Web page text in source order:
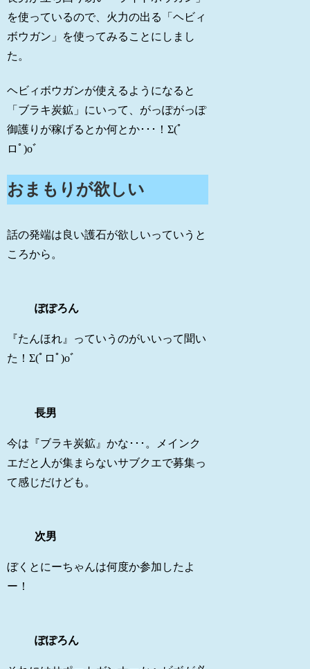
を使っているので、火力の出る「ヘビィ
ボウガン」を使ってみることにしまし
た。
ヘビィボウガンが使えるようになると
「ブラキ炭鉱」にいって、がっぽがっぽ
御護りが稼げるとか何とか･･･！Σ(ﾟ
ロﾟ)oﾞ
おまもりが欲しい
話の発端は良い護石が欲しいっていうと
ころから。
ぽぽろん
『たんほれ』っていうのがいいって聞い
た！Σ(ﾟロﾟ)oﾞ
長男
今は『ブラキ炭鉱』かな･･･。メインク
エだと人が集まらないサブクエで募集っ
て感じだけども。
次男
ぼくとにーちゃんは何度か参加したよ
ー！
ぽぽろん